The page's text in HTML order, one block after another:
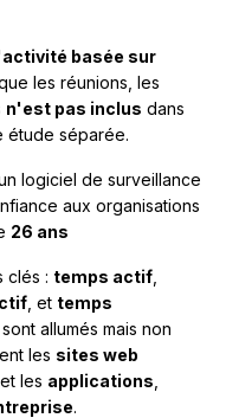
activité basée sur
les réunions, les
n'est pas inclus dans
étude séparée.
un logiciel de surveillance
aux organisations
26 ans
clés : temps actif
, et temps
allumés mais non
les sites web
et les applications
.